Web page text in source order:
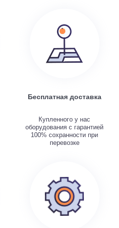
Бесплатная доставка
Купленного у нас
оборудования с гарантией
100% сохранности при
перевозке